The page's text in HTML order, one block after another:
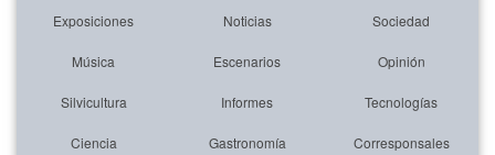
Exposiciones Noticias Sociedad
Música Escenarios Opinión
Silvicultura Informes Tecnologías
Ciencia Gastronomía Corresponsales